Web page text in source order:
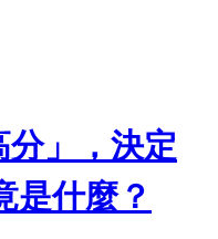
」，決定
是什麼？